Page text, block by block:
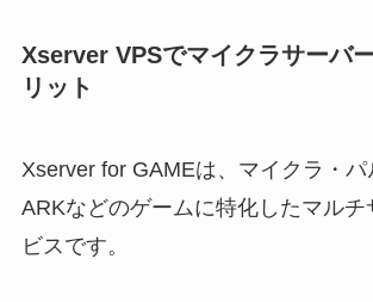
Xserver VPSでマイクラサーバ
リット
Xserver for GAMEは、マイクラ・パ
ARKなどのゲームに特化したマルチ
ビスです。